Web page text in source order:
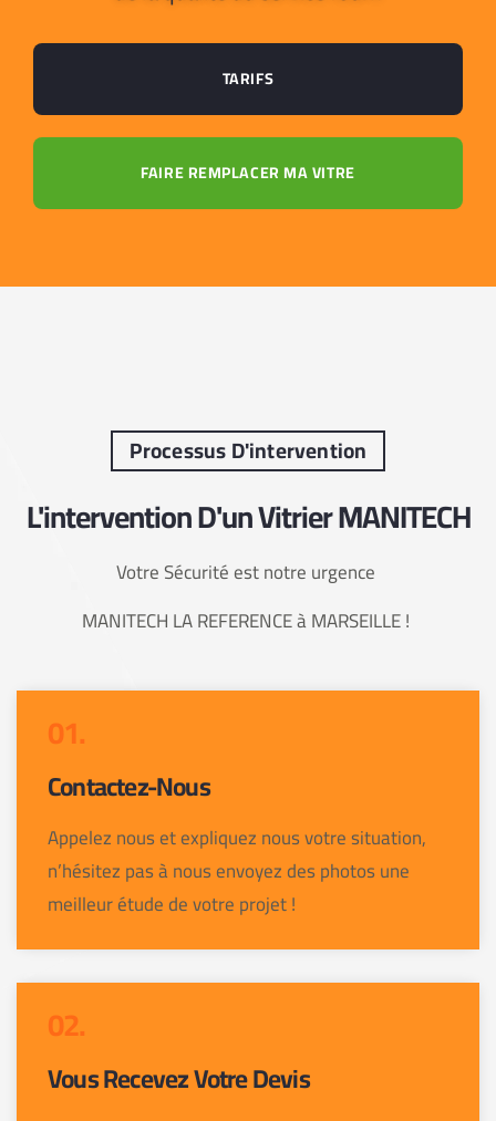
TARIFS
FAIRE REMPLACER MA VITRE
Processus D'intervention
L'intervention D'un Vitrier MANITECH
Votre Sécurité est notre urgence
MANITECH LA REFERENCE à MARSEILLE !
01.
Contactez-Nous
Appelez nous et expliquez nous votre situation,
n’hésitez pas à nous envoyez des photos une
meilleur étude de votre projet !
02.
Vous Recevez Votre Devis